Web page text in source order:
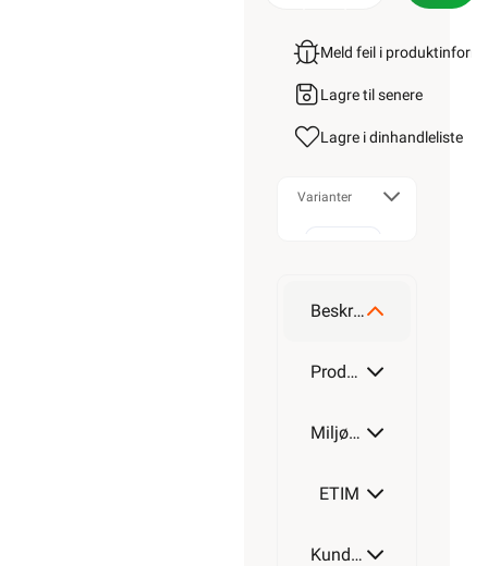
Meld feil i
Lagre til senere
Lagre i dinhandleliste
Varianter
Beskrivelse
Produktdetaljer
Miljøparametere
ETIM
Kundeomtale